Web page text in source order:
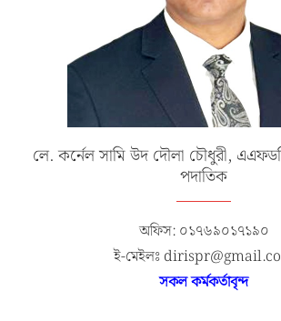
লে. কর্নেল সামি উদ দৌলা চৌধুরী,
পদাতিক
অফিস: ০১৭৬৯০১৭১৯০
ই-মেইলঃ
সকল কর্মকর্তাবৃন্দ